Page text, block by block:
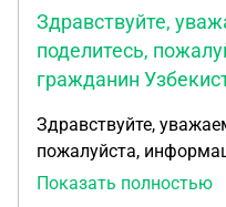
Здравствуйте,
поделитесь,
гражданин
Здравствуйте,
пожалуйста,
Узбекистана, в
Показать полностью